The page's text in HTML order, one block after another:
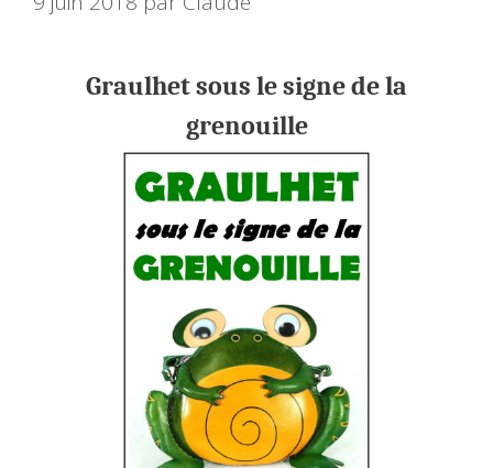
Graulhet sous le signe de la
grenouille